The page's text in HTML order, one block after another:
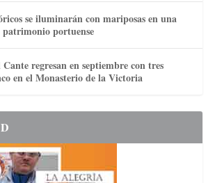
se iluminarán con mariposas en una
patrimonio portuense
regresan en septiembre con tres
en el Monasterio de la Victoria